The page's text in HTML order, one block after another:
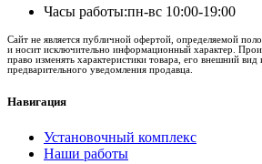
Часы работы:пн-вс 10:00-19:00
Сайт не является публичной офертой, определяемой
и носит исключительно информационный характер.
право изменять характеристики товара, его внешний вид
предварительного уведомления продавца.
Навигация
Установочный комплекс
Наши работы